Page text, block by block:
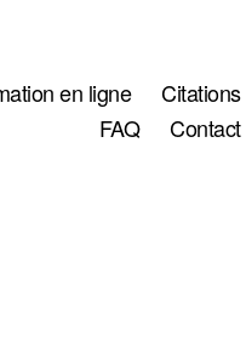
en ligne
Citations
FAQ
Contact